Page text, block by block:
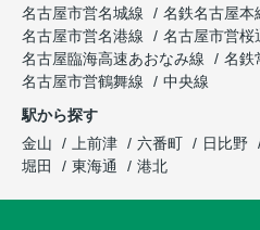
名古屋市営名城線
名鉄名古屋本
名古屋市営名港線
名古屋市営桜
名古屋臨海高速あおなみ線
名鉄
名古屋市営鶴舞線
中央線
駅から探す
金山
上前津 六番町 日比野
堀田
東海通 港北